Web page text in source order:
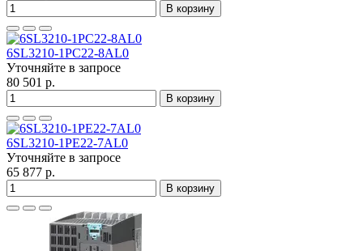
В корзину
6SL3210-1PC22-8AL0
Уточняйте в запросе
80 501 р.
В корзину
6SL3210-1PE22-7AL0
Уточняйте в запросе
65 877 р.
В корзину